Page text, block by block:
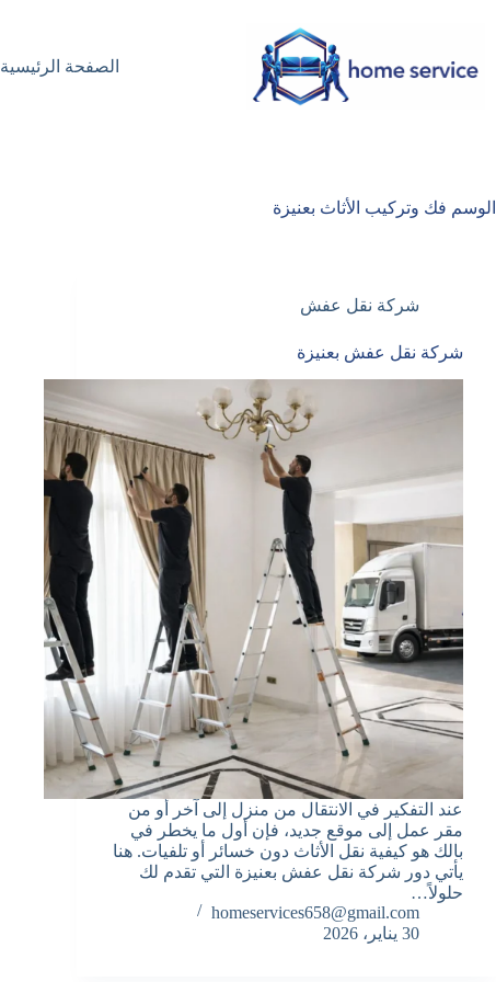
الصفحة الرئيسية
الوسم فك وتركيب الأثاث بعنيزة
شركة نقل عفش
شركة نقل عفش بعنيزة
عند التفكير في الانتقال من منزل إلى آخر أو من
مقر عمل إلى موقع جديد، فإن أول ما يخطر في
بالك هو كيفية نقل الأثاث دون خسائر أو تلفيات. هنا
يأتي دور شركة نقل عفش بعنيزة التي تقدم لك
حلولاً…
homeservices658@gmail.com
30 يناير، 2026